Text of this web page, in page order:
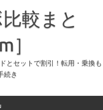
較まと
］
とセットで割引！転用・乗換も
続き